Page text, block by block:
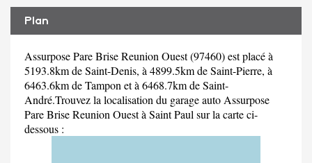
Plan
Assurpose Pare Brise Reunion Ouest (97460) est placé à
5193.8km de Saint-Denis, à 4899.5km de Saint-Pierre, à
6463.6km de Tampon et à 6468.7km de Saint-
André.Trouvez la localisation du garage auto Assurpose
Pare Brise Reunion Ouest à Saint Paul sur la carte ci-
dessous :